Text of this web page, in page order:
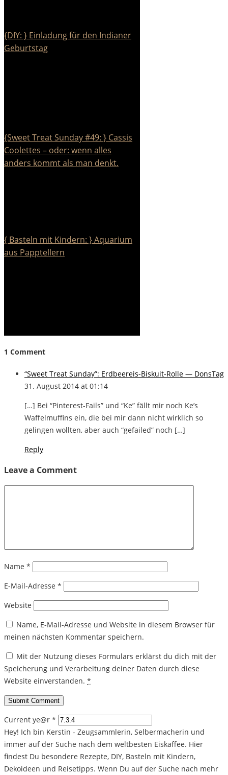
{DIY: } Einladung für den Indianer
Geburtstag
{Sweet Treat Sunday #49: } Cassis
Coolettes – oder: wenn alles
anders kommt als man denkt.
{ Basteln mit Kindern: } Aquarium
aus Papptellern
1 Comment
“Sweet Treat Sunday”: Erdbeereis-Biskuit-Rolle — DonsTag
31. August 2014 at 01:14
[…] Bei “Pinterest-Fails” und “Ke” fällt mir noch Ke’s
Waffelmuffins ein, die bei mir dann nicht wirklich so
gelingen wollten, aber auch “gefailed” noch […]
Reply
Leave a Comment
Name *
E-Mail-Adresse *
Website
Name, E-Mail-Adresse und Website in diesem Browser für
meinen nächsten Kommentar speichern.
Mit der Nutzung dieses Formulars erklärst du dich mit der
Speicherung und Verarbeitung deiner Daten durch diese
Website einverstanden. *
Current ye@r *
Hey! Ich bin Kerstin - Zeugsammlerin, Selbermacherin und
immer auf der Suche nach dem weltbesten Eiskaffee. Hier
findest Du besondere Rezepte, DIY, Basteln mit Kindern,
Dekoideen und Reisetipps. Wenn Du auf der Suche nach mehr